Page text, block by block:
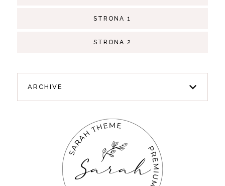
STRONA 1
STRONA 2
ARCHIVE